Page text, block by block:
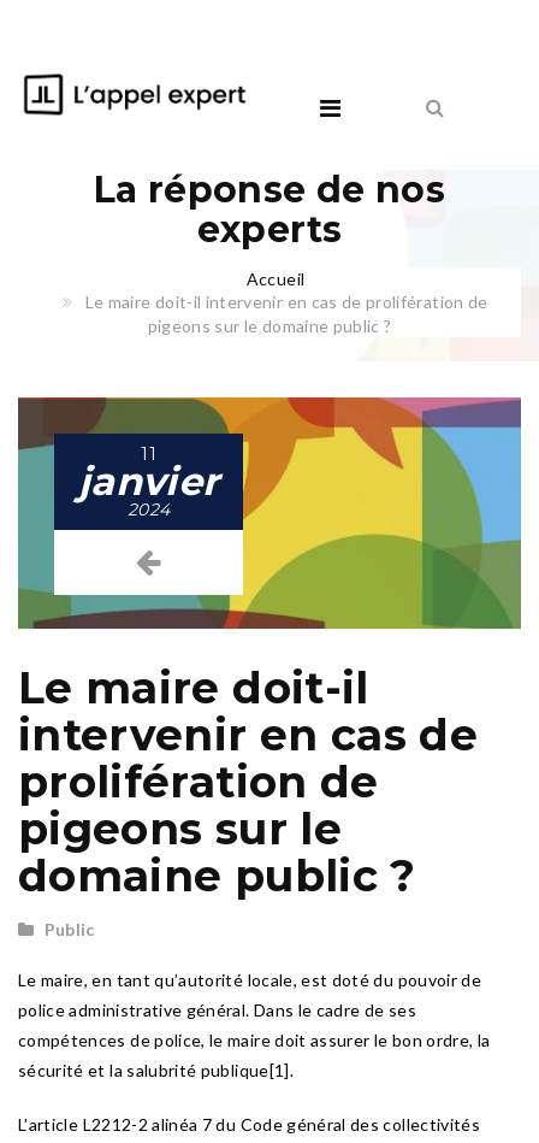
La réponse de nos
experts
Accueil
Le maire doit-il intervenir en cas de prolifération de
pigeons sur le domaine public ?
11
janvier
2024
Le maire doit-il
intervenir en cas de
prolifération de
pigeons sur le
domaine public ?
Public
Le maire, en tant qu’autorité locale, est doté du pouvoir de
police administrative général. Dans le cadre de ses
compétences de police, le maire doit assurer le bon ordre, la
sécurité et la salubrité publique[1].
L’article L2212-2 alinéa 7 du Code général des collectivités